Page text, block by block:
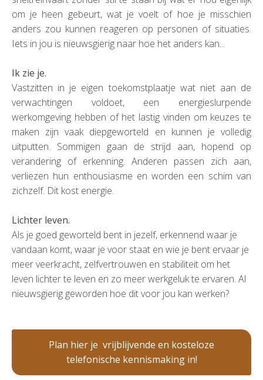
om je heen gebeurt, wat je voelt of hoe je misschien
anders zou kunnen reageren op personen of situaties.
Iets in jou is nieuwsgierig naar hoe het anders kan...
Ik zie je.
Vastzitten in je eigen toekomstplaatje wat niet aan de
verwachtingen voldoet, een energieslurpende
werkomgeving hebben of het lastig vinden om keuzes te
maken zijn vaak diepgeworteld en kunnen je volledig
uitputten. Sommigen gaan de strijd aan, hopend op
verandering of erkenning. Anderen passen zich aan,
verliezen hun enthousiasme en worden een schim van
zichzelf. Dit kost energie.
Lichter leven.
Als je goed geworteld bent in jezelf, erkennend waar je
vandaan komt, waar je voor staat en wie je bent ervaar je
meer veerkracht, zelfvertrouwen en stabiliteit om het
leven lichter te leven en zo meer werkgeluk te ervaren. Al
nieuwsgierig geworden hoe dit voor jou kan werken?
Plan hier je vrijblijvende en kosteloze
telefonische kennismaking in!